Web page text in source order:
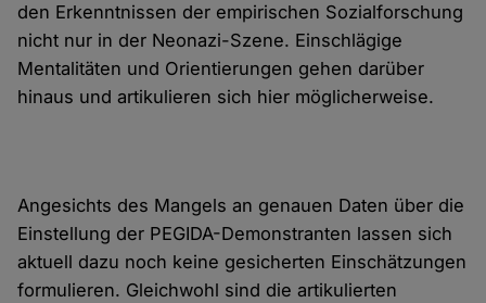
den Erkenntnissen der empirischen Sozialforschung
nicht nur in der Neonazi-Szene. Einschlägige
Mentalitäten und Orientierungen gehen darüber
hinaus und artikulieren sich hier möglicherweise.
Angesichts des Mangels an genauen Daten über die
Einstellung der PEGIDA-Demonstranten lassen sich
aktuell dazu noch keine gesicherten Einschätzungen
formulieren. Gleichwohl sind die artikulierten